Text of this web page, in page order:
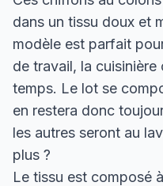
dans un tissu doux et
modèle est parfait
de travail, la cuisinière
temps. Le lot se
en restera donc
les autres seront au
plus ?
Le tissu est composé